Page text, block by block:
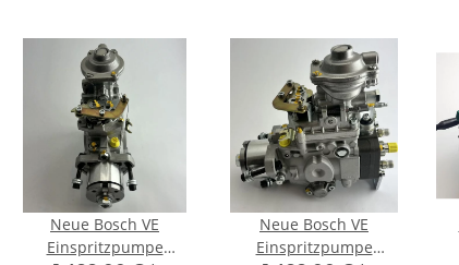
Neue Bosch VE
Einspritzpumpe
Neue Bosch VE
Einspritzpumpe